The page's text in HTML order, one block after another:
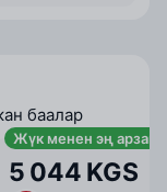
баалар
Жүк менен эң арзан
5 044 KGS